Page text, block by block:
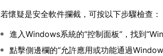
若懷疑是安全軟件攔截，可按以下步驟檢查：
進入Windows系統的“控制面板”，找到
點擊側邊欄的“允許應用或功能通過